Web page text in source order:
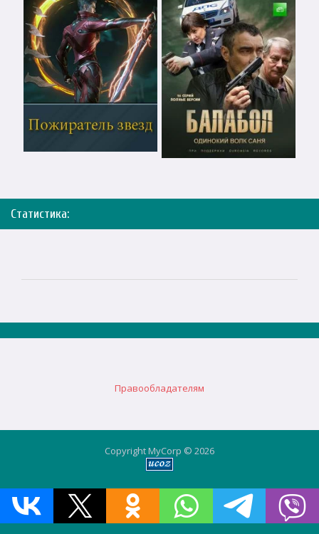
Статистика:
Правообладателям
Copyright MyCorp © 2026